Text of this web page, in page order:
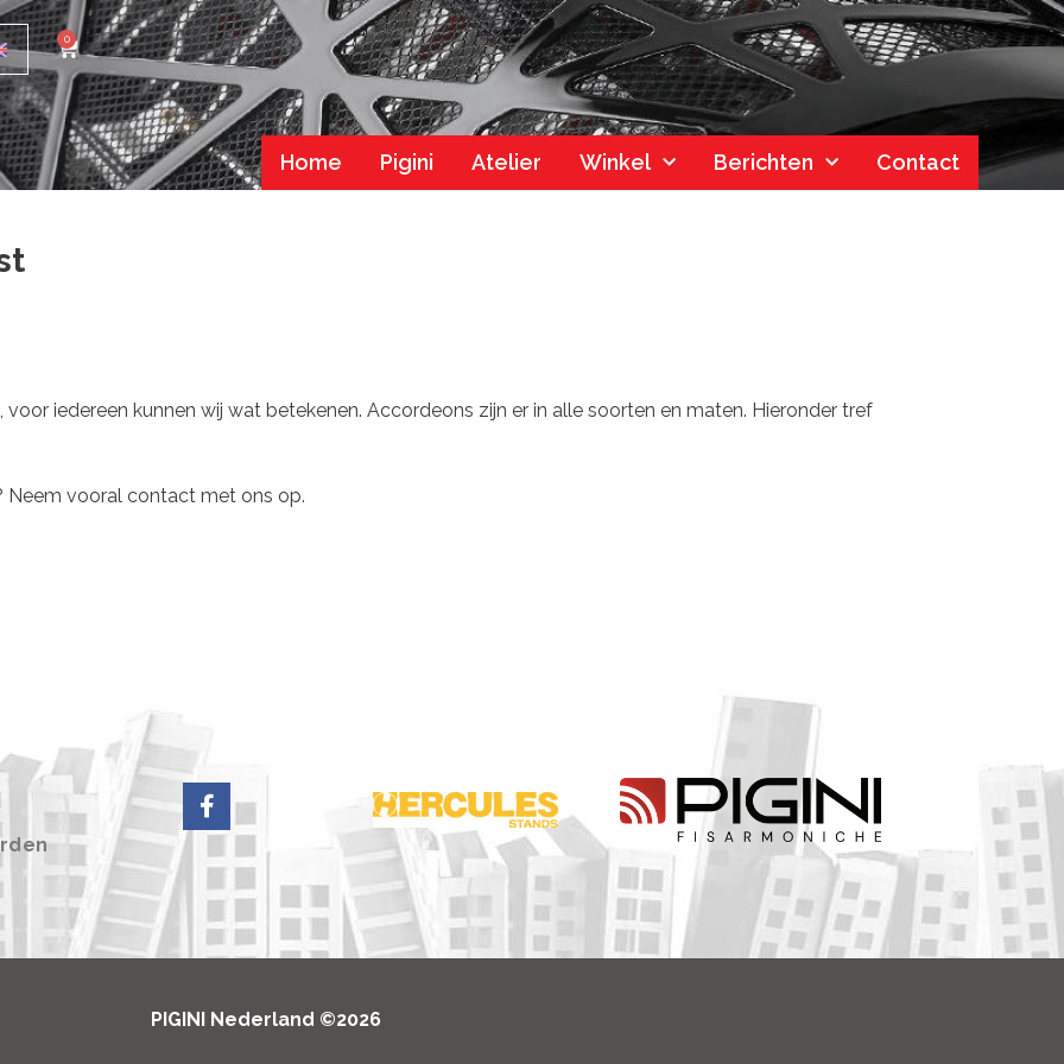
0
Home Pigini Atelier Winkel Berichten Contact
iedereen kunnen wij wat betekenen. Accordeons zijn er in alle soorten en maten. Hieronder tref
Neem vooral contact met ons op.
PIGINI Nederland ©2026